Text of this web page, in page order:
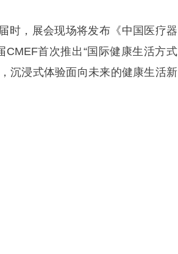
时，展会现场将发布《中国医疗器
首次推出“国际健康生活方式
沉浸式体验面向未来的健康生活新